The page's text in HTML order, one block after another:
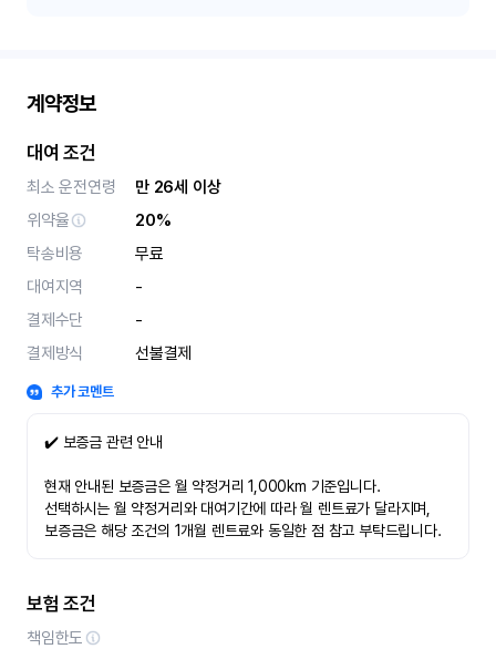
계약정보
대여 조건
최소 운전연령
만 26세 이상
위약율
20%
탁송비용
무료
대여지역
-
결제수단
-
결제방식
선불결제
추가 코멘트
✔️ 보증금 관련 안내
현재 안내된 보증금은 월 약정거리 1,000km 기준입니다.
선택하시는 월 약정거리와 대여기간에 따라 월 렌트료가 달라지며,
보증금은 해당 조건의 1개월 렌트료와 동일한 점 참고 부탁드립니다.
보험 조건
책임한도